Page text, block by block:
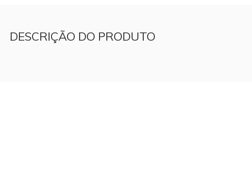
DESCRIÇÃO DO PRODUTO